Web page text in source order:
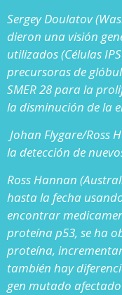
Sergey Doulatov
dieron una visión
utilizados (Células
precursoras de
SMER 28 para la
la disminución de la
Johan Flygare/Ross
la detección de
Ross Hannan
hasta la fecha
encontrar
proteína p53, se ha
proteína,
también hay
gen mutado afectado